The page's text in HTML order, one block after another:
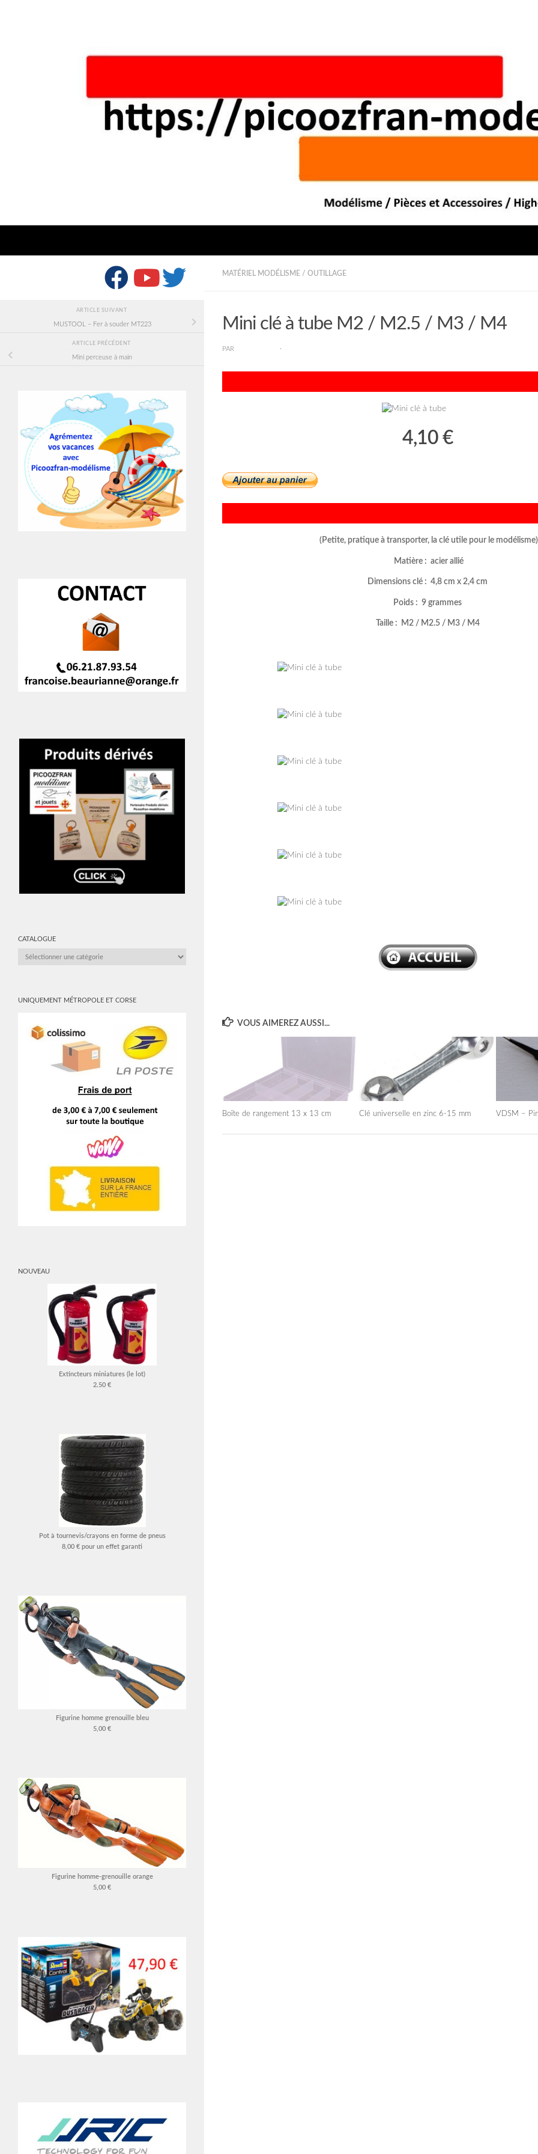
MATÉRIEL MODÉLISME / OUTILLAGE
Mini clé à tube M2 / M2.5 / M3 / M4
PAR ·
4,10 €
(Petite, pratique à transporter, la clé utile pour le modélisme)
Matière : acier allié
Dimensions clé : 4,8 cm x 2,4 cm
Poids : 9 grammes
Taille : M2 / M2.5 / M3 / M4
VOUS AIMEREZ AUSSI...
Boîte de rangement 13 x 13 cm Clé universelle en zinc 6-15 mm VDSM –
ARTICLE SUIVANT
MUSTOOL – Fer à souder MT223
ARTICLE PRÉCÉDENT
Mini perceuse à main
CATALOGUE
CATALOGUE
UNIQUEMENT MÉTROPOLE ET CORSE
NOUVEAU
Extincteurs miniatures (le lot)
2.50 €
Pot à tournevis/crayons en forme de pneus
8,00 € pour un effet garanti
Figurine homme grenouille bleu
5,00 €
Figurine homme-grenouille orange
5,00 €